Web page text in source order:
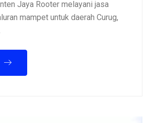
Jaya Rooter melayani jasa
mampet untuk daerah Curug,